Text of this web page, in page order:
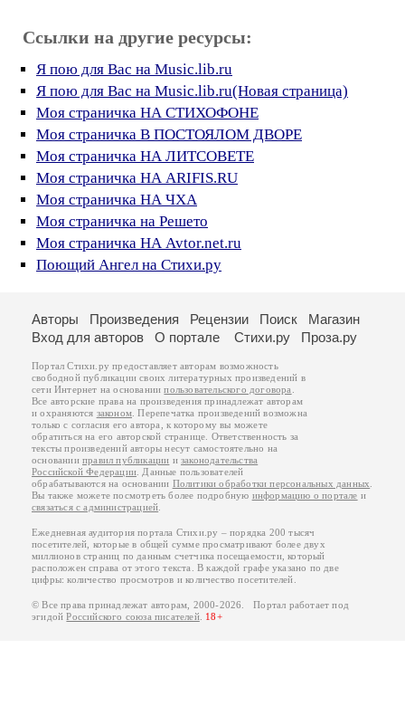
Ссылки на другие ресурсы:
Я пою для Вас на Music.lib.ru
Я пою для Вас на Music.lib.ru(Новая страница)
Моя страничка НА СТИХОФОНЕ
Моя страничка В ПОСТОЯЛОМ ДВОРЕ
Моя страничка НА ЛИТСОВЕТЕ
Моя страничка НА ARIFIS.RU
Моя страничка НА ЧХА
Моя страничка на Решето
Моя страничка НА Avtor.net.ru
Поющий Ангел на Стихи.ру
Авторы Произведения Рецензии Поиск
Магазин
Вход для авторов
О портале Стихи.ру Проза.ру
Портал Стихи.ру предоставляет авторам возможность
свободной публикации своих литературных произведений в
сети Интернет на основаниипользовательского договора
Все авторские права на произведения принадлежат авторам
и охраняются законом . Перепечатка произведений возможна
только с согласия его автора, к которому вы можете
обратиться на его авторской странице. Ответственность за
тексты произведений авторы несут самостоятельно на
основанииправил публикации изаконодательства
Российской Федерации . Данные пользователей
обрабатываются на основании Политики обработки персональных данных
Вы также можете посмотреть более подробную информацию о портале и
связаться с администрацией
Ежедневная аудитория портала Стихи.ру – порядка 200 тысяч
посетителей, которые в общей сумме просматривают более двух
миллионов страниц по данным счетчика посещаемости, который
расположен справа от этого текста. В каждой графе указано по две
цифры: количество просмотров и количество посетителей.
© Все права принадлежат авторам, 2000-2026. Портал работает под
эгидойРоссийского союза писателей. 18+